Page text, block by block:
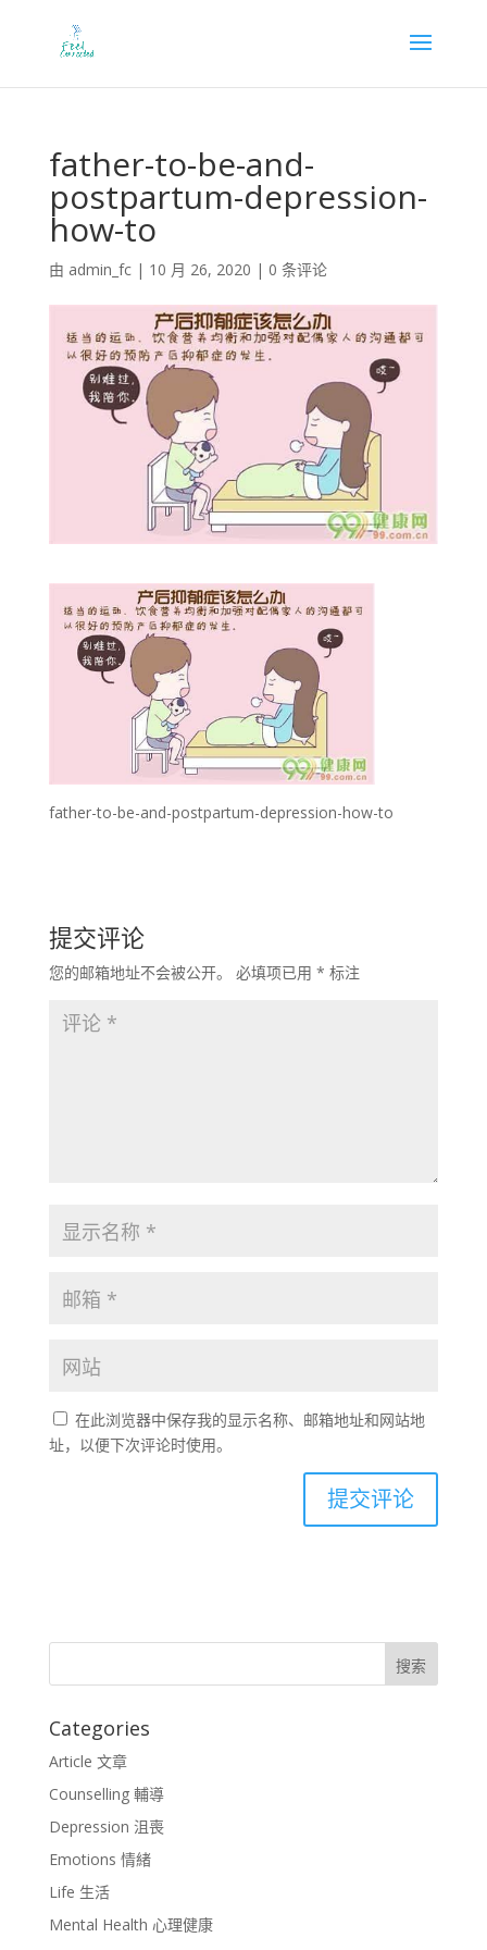
father-to-be-and-
postpartum-depression-
how-to
由 admin_fc| 10 月 26, 2020 | 0 条评论
father-to-be-and-postpartum-depression-how-to
提交评论
您的邮箱地址不会被公开。 必填项已用 * 标注
在此浏览器中保存我的显示名称、邮箱地址和网站地
址，以便下次评论时使用。
Categories
Article 文章
Counselling 輔導
Depression 沮喪
Emotions 情緒
Life 生活
Mental Health 心理健康